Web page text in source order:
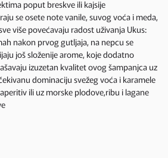
poput breskve ili kajsije
se osete note vanile, suvog voća i meda,
više povećavaju radost uživanja Ukus:
nakon prvog gutljaja, na nepcu se
još složenije arome, koje dodatno
izuzetan kvalitet ovog šampanjca uz
dominaciju svežeg voća i karamele
ili uz morske plodove,ribu i lagane